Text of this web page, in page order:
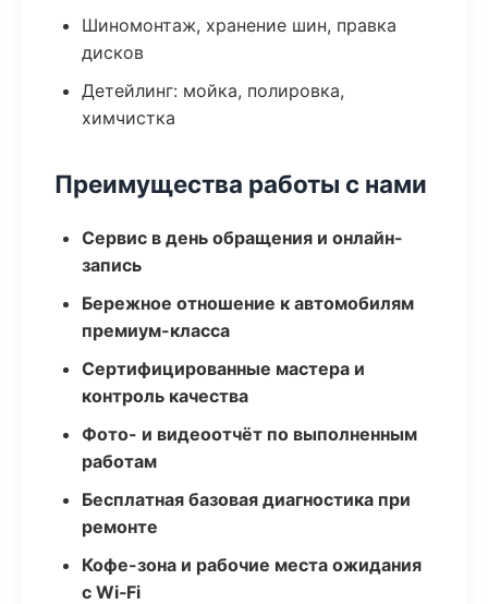
Шиномонтаж, хранение шин, правка
дисков
Детейлинг: мойка, полировка,
химчистка
Преимущества работы с нами
Сервис в день обращения и онлайн-
запись
Бережное отношение к автомобилям
премиум-класса
Сертифицированные мастера и
контроль качества
Фото- и видеоотчёт по выполненным
работам
Бесплатная базовая диагностика при
ремонте
Кофе-зона и рабочие места ожидания
с Wi‑Fi